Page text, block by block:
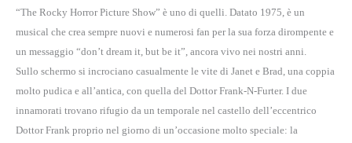
“The Rocky Horror Picture Show” è uno di quelli. Datato 1975, è un
musical che crea sempre nuovi e numerosi fan per la sua forza dirompente e
un messaggio “don’t dream it, but be it”, ancora vivo nei nostri anni.
Sullo schermo si incrociano casualmente le vite di Janet e Brad, una coppia
molto pudica e all’antica, con quella del Dottor Frank-N-Furter. I due
innamorati trovano rifugio da un temporale nel castello dell’eccentrico
Dottor Frank proprio nel giorno di un’occasione molto speciale: la